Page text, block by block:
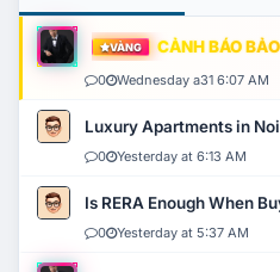
VÀNG CẢNH BÁO
0 Wednesday a31 6:07 AM
Luxury Apartments in
0 Yesterday at 6:13 AM
Is RERA Enough When
0 Yesterday at 5:37 AM